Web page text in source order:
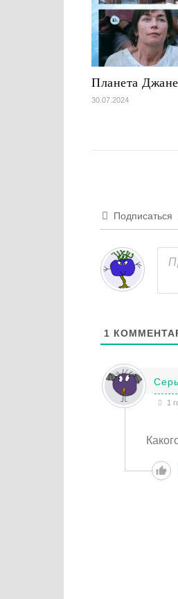
Планета
30.07.2024
Подписаться
1
1